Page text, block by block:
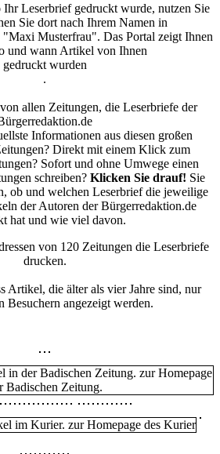
Leserbrief gedruckt wurde, nutzen Sie
Sie dort nach Ihrem Namen in
Musterfrau". Das Portal zeigt Ihnen
und wann Artikel von Ihnen
gedruckt wurden
.
allen Zeitungen, die Leserbriefe der
Informationen aus diesen großen
Direkt mit einem Klick zum
Sofort und ohne Umwege einen
schreiben? Klicken Sie drauf! Sie
ob und welchen Leserbrief die jeweilige
der Autoren der Bürgerredaktion.de
hat und wie viel davon.
von 120 Zeitungen die Leserbriefe
drucken.
Artikel, die älter als vier Jahre sind, nur
Besuchern angezeigt werden.